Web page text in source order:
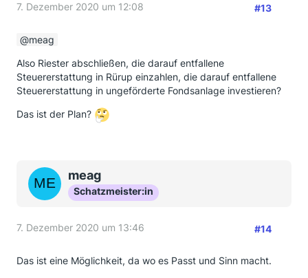
7. Dezember 2020 um 12:08 #13
meag
Also Riester abschließen, die darauf entfallene
Steuererstattung in Rürup einzahlen, die darauf entfallene
Steuererstattung in ungeförderte Fondsanlage investieren?
Das ist der Plan?
meag
Schatzmeister:in
7. Dezember 2020 um 13:46 #14
Das ist eine Möglichkeit, da wo es Passt und Sinn macht.